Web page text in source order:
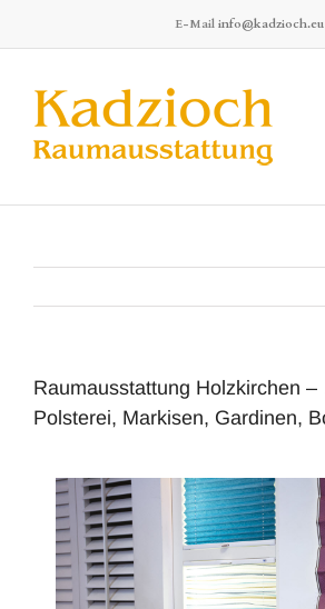
springen
E-Mail info@kadzioch.eu
Raumausstattung Holzkirchen
Polsterei, Markisen, Gardinen,